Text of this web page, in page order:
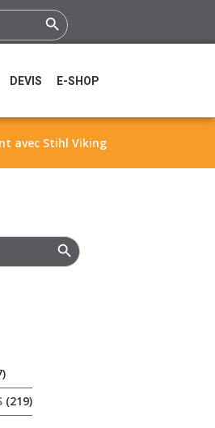
Search Button
DEVIS E-SHOP
avec Stihl Viking
Search Button
(219)